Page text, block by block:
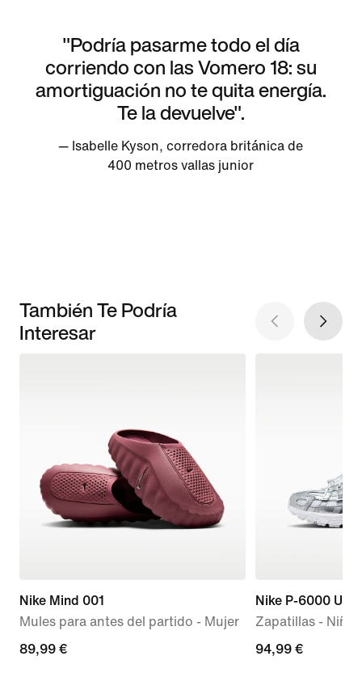
"Podría pasarme todo el día
corriendo con las Vomero 18: su
amortiguación no te quita energía.
Te la devuelve".
— Isabelle Kyson, corredora británica de
400 metros vallas junior
También Te Podría
Interesar
Nike Mind 001
Mules para antes del partido - Mujer
89,99 €
89,99 €
Nike P-6000
Zapatillas -
94,99 €
94,99 €